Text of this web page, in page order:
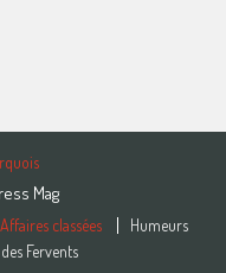
Mag
Affaires classées
Humeurs
Fervents